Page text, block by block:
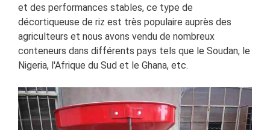
et des performances stables, ce type de
décortiqueuse de riz est très populaire auprès des
agriculteurs et nous avons vendu de nombreux
conteneurs dans différents pays tels que le Soudan, le
Nigeria, l'Afrique du Sud et le Ghana, etc.